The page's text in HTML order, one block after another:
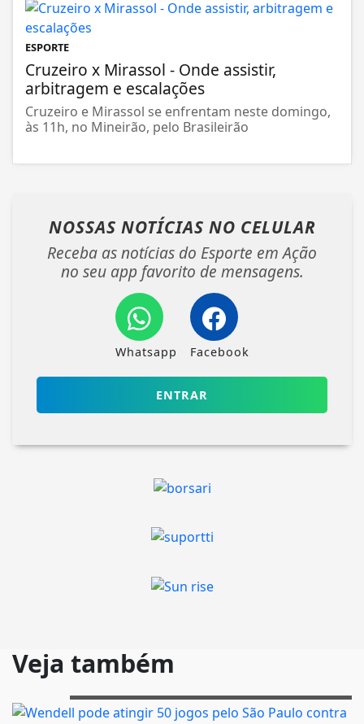
ESPORTE
Cruzeiro x Mirassol - Onde assistir,
arbitragem e escalações
Cruzeiro e Mirassol se enfrentam neste domingo,
às 11h, no Mineirão, pelo Brasileirão
NOSSAS NOTÍCIAS NO CELULAR
Receba as notícias do Esporte em Ação
no seu app favorito de mensagens.
Whatsapp Facebook
ENTRAR
Veja também